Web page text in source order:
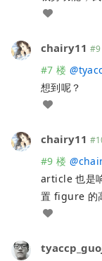
chairy11 #9
#7 楼 @
想到呢？
chairy11
#9 楼 @
article 也是
置 figure 的